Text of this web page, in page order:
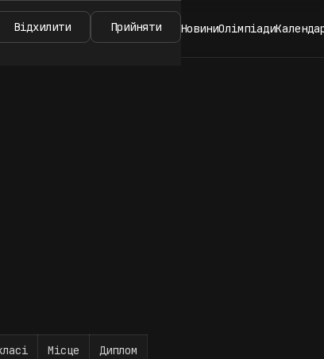
НовиниОлімпіади
Місце Диплом
Відхилити Прийняти